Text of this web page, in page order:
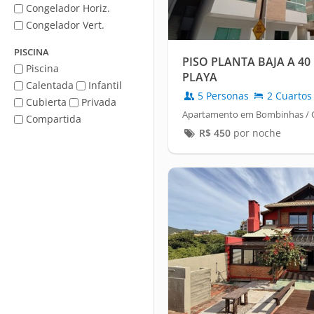
Congelador Horiz.
Congelador Vert.
PISCINA
Piscina
Calentada
Infantil
Cubierta
Privada
Compartida
PISO PLANTA BAJA A 40
PLAYA
5 Personas 2 Cuartos
Apartamento em Bombinhas /
R$ 450por noche